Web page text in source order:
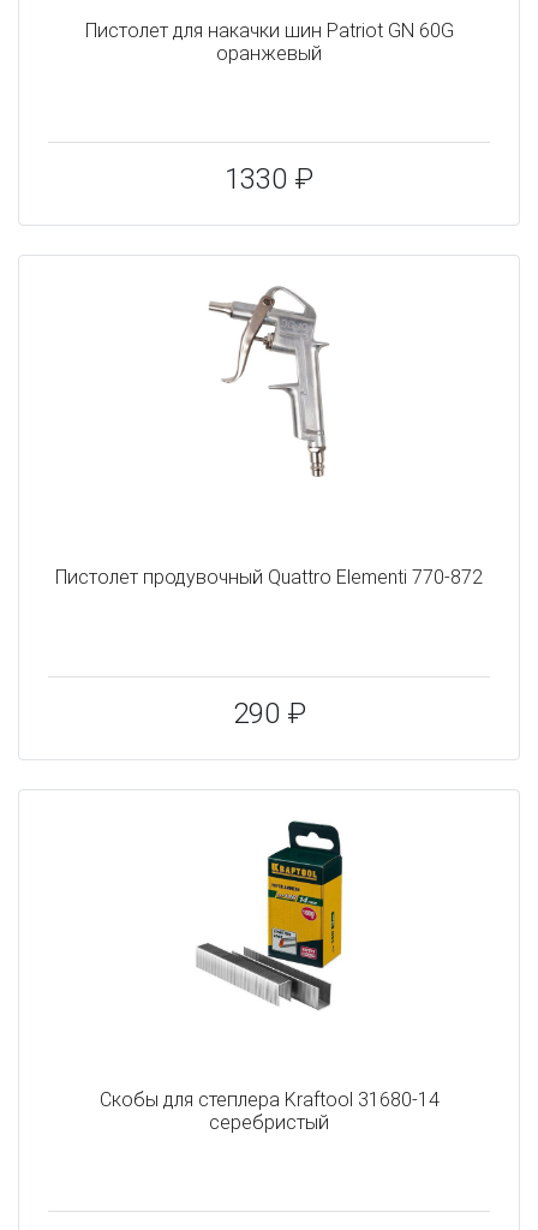
Пистолет для накачки шин Patriot GN 60G
оранжевый
1330 ₽
Пистолет продувочный Quattro Elementi 770-872
290 ₽
Скобы для степлера Kraftool 31680-14
серебристый